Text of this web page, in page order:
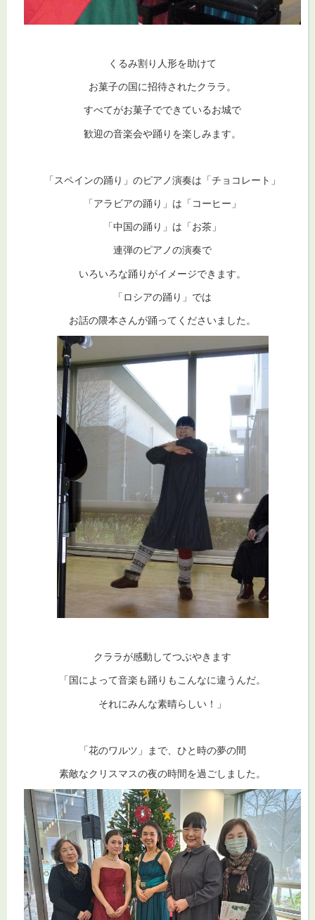
くるみ割り人形を助けて
お菓子の国に招待されたクララ。
すべてがお菓子でできているお城で
歓迎の音楽会や踊りを楽しみます。
「スペインの踊り」のピアノ演奏は「チョコレート」
「アラビアの踊り」は「コーヒー」
「中国の踊り」は「お茶」
連弾のピアノの演奏で
いろいろな踊りがイメージできます。
「ロシアの踊り」では
お話の隈本さんが踊ってくださいました。
クララが感動してつぶやきます
「国によって音楽も踊りもこんなに違うんだ。
それにみんな素晴らしい！」
「花のワルツ」まで、ひと時の夢の間
素敵なクリスマスの夜の時間を過ごしました。